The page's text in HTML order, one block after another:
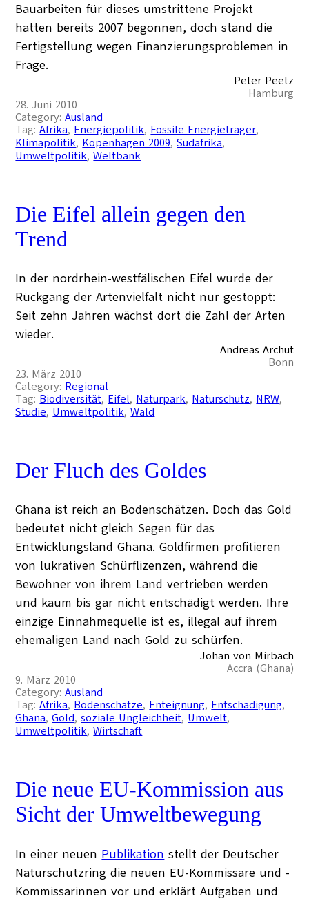
Bauarbeiten für dieses umstrittene Projekt
hatten bereits 2007 begonnen, doch stand die
Fertigstellung wegen Finanzierungsproblemen in
Frage.
Peter Peetz
Hamburg
28. Juni 2010
Category:Ausland
Tag:Afrika, Energiepolitik, Fossile Energieträger
Klimapolitik, Kopenhagen 2009, Südafrika
Umweltpolitik, Weltbank
Die Eifel allein gegen den
Trend
In der nordrhein-westfälischen Eifel wurde der
Rückgang der Artenvielfalt nicht nur gestoppt:
Seit zehn Jahren wächst dort die Zahl der Arten
wieder.
Andreas Archut
Bonn
23. März 2010
Category: Regional
Tag: Biodiversität, Eifel, Naturpark, Naturschutz, NRW
Studie, Umweltpolitik, Wald
Der Fluch des Goldes
Ghana ist reich an Bodenschätzen. Doch das Gold
bedeutet nicht gleich Segen für das
Entwicklungsland Ghana. Goldfirmen profitieren
von lukrativen Schürflizenzen, während die
Bewohner von ihrem Land vertrieben werden
und kaum bis gar nicht entschädigt werden. Ihre
einzige Einnahmequelle ist es, illegal auf ihrem
ehemaligen Land nach Gold zu schürfen.
Johan von Mirbach
Accra (Ghana)
9. März 2010
Category:Ausland
Tag:Afrika, Bodenschätze, Enteignung, Entschädigung
Ghana, Gold, soziale Ungleichheit, Umwelt
Umweltpolitik, Wirtschaft
Die neue EU-Kommission aus
Sicht der Umweltbewegung
In einer neuen Publikation stellt der Deutscher
Naturschutzring die neuen EU-Kommissare und -
Kommissarinnen vor und erklärt Aufgaben und